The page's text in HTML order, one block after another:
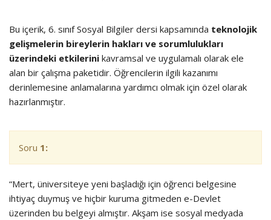
Bu içerik, 6. sınıf Sosyal Bilgiler dersi kapsamında teknolojik
gelişmelerin bireylerin hakları ve sorumlulukları
üzerindeki etkilerini kavramsal ve uygulamalı olarak ele
alan bir çalışma paketidir. Öğrencilerin ilgili kazanımı
derinlemesine anlamalarına yardımcı olmak için özel olarak
hazırlanmıştır.
Soru 1:
“Mert, üniversiteye yeni başladığı için öğrenci belgesine
ihtiyaç duymuş ve hiçbir kuruma gitmeden e-Devlet
üzerinden bu belgeyi almıştır. Akşam ise sosyal medyada